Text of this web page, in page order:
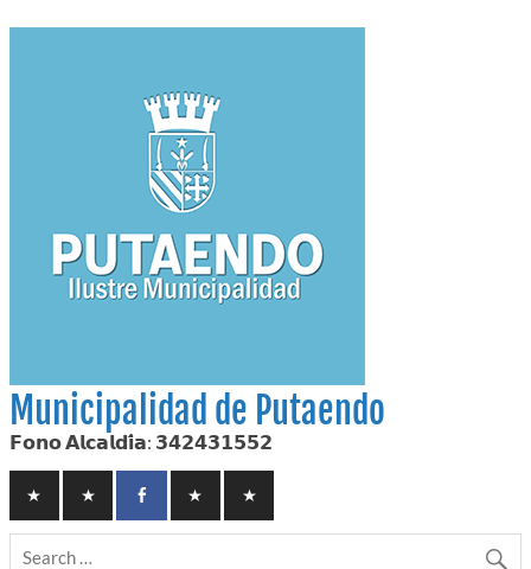
to
Municipalidad de Putaendo
𝗙𝗼𝗻𝗼 𝗔𝗹𝗰𝗮𝗹𝗱𝗶́𝗮: 𝟯𝟰𝟮𝟰𝟯𝟭𝟱𝟱𝟮